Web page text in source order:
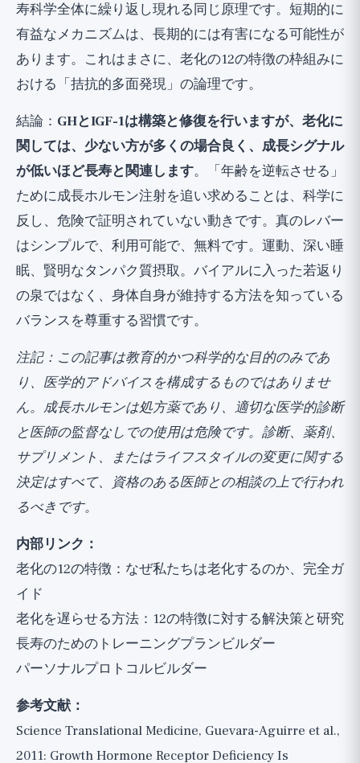
寿科学全体に繰り返し現れる同じ原理です。短期的に
有益なメカニズムは、長期的には有害になる可能性が
あります。これはまさに、老化の12の特徴の枠組みに
おける「拮抗的多面発現」の論理です。
結論： GHとIGF-1は構築と修復を行いますが、老化に
関しては、少ない方が多くの場合良く、成長シグナル
が低いほど長寿と関連します。「年齢を逆転させる」
ために成長ホルモン注射を追い求めることは、科学に
反し、危険で証明されていない動きです。真のレバー
はシンプルで、利用可能で、無料です。運動、深い睡
眠、賢明なタンパク質摂取。バイアルに入った若返り
の泉ではなく、身体自身が維持する方法を知っている
バランスを尊重する習慣です。
注記：この記事は教育的かつ科学的な目的のみであ
り、医学的アドバイスを構成するものではありませ
ん。成長ホルモンは処方薬であり、適切な医学的診断
と医師の監督なしでの使用は危険です。診断、薬剤、
サプリメント、またはライフスタイルの変更に関する
決定はすべて、資格のある医師との相談の上で行われ
るべきです。
内部リンク：
老化の12の特徴：なぜ私たちは老化するのか、完全ガ
イド
老化を遅らせる方法：12の特徴に対する解決策と研究
長寿のためのトレーニングプランビルダー
パーソナルプロトコルビルダー
参考文献：
Science Translational Medicine, Guevara-Aguirre et al.,
2011: Growth Hormone Receptor Deficiency Is